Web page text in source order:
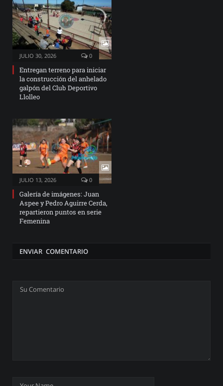
JULIO 30, 2026 0
Entregan terreno para iniciar
la construcción del anhelado
galpón del Club Deportivo
Llolleo
JULIO 13, 2026 0
Galería de imágenes: Juan
Aspee y Pedro Aguirre Cerda,
repartieron puntos en serie
Femenina
ENVIAR COMENTARIO